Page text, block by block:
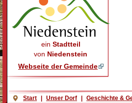
ein Stadtteil
von Niedenstein
Webseite der Gemeinde
Start Unser Dorf Geschichte &